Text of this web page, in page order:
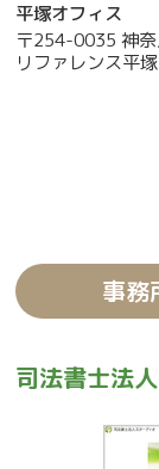
事務
司法書士法
平塚オフィス
〒254-0035 神
リファレンス平